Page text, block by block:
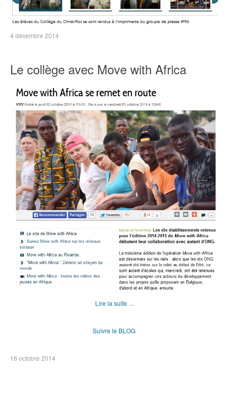
4 décembre 2014
Le collège avec Move with Africa
Lire la suite ...
Suivre le BLOG
16 octobre 2014